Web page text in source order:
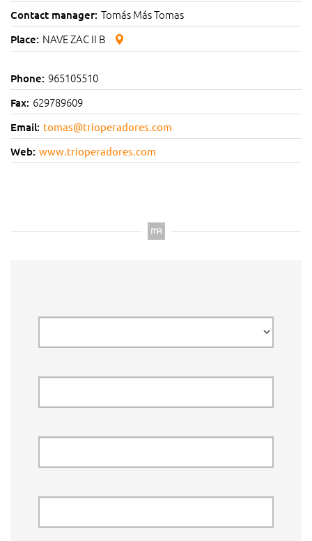
Contact manager: Tomás Más Tomas
Place: NAVE ZAC II B
Phone: 965105510
Fax: 629789609
Email: tomas@trioperadores.com
Web: www.trioperadores.com